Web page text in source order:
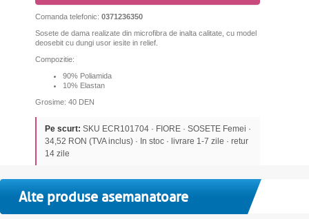
Comanda telefonic: 0371236350
Sosete de dama realizate din microfibra de inalta calitate, cu model
deosebit cu dungi usor iesite in relief.
Compozitie:
90% Poliamida
10% Elastan
Grosime: 40 DEN
Pe scurt: SKU ECR101704 · FIORE · SOSETE Femei ·
34,52 RON (TVA inclus) · In stoc · livrare 1-7 zile · retur
14 zile
Alte produse asemanatoare